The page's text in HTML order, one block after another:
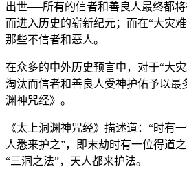
出世──所有的信者和善良人最终都
而进入历史的崭新纪元；而在“大灾
那些不信者和恶人。
在众多的中外历史预言中，对于“大
淘汰而信者和善良人受神护佑予以最
渊神咒经》。
《太上洞渊神咒经》描述道：“时有
人悉来护之”，即末劫时有一位得道
“三洞之法”，天人都来护法。